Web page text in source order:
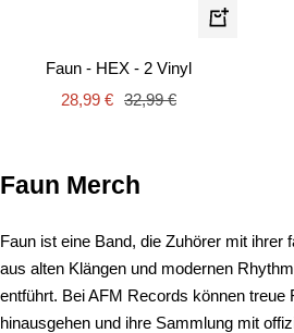
In
Faun - HEX - 2 Vinyl
Angebotspreis
28,99 € Regulärer
32,99 €
Faun Merch
Faun ist eine Band, die Zuhörer mit ihrer
aus alten Klängen und modernen
entführt. Bei AFM Records können treue
hinausgehen und ihre Sammlung mit